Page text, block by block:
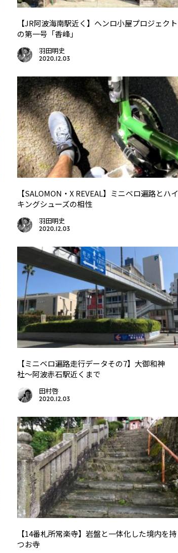
【JR阿波海南駅近く】ヘンロ小屋プロジェクト
の第一号「香峰」
羽田明史
2020.12.03
【SALOMON・X REVEAL】ミニベロ遍路とハイ
キングシューズの相性
羽田明史
2020.12.03
【ミニベロ遍路走行データその7】大御和神
社〜阿波赤石駅近くまで
田村啓
2020.12.03
【14番札所常楽寺】岩盤と一体化した境内を持
つお寺